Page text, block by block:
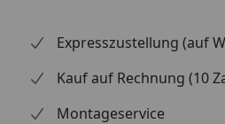
Expresszustellung (auf
Kauf auf Rechnung (10
Montageservice